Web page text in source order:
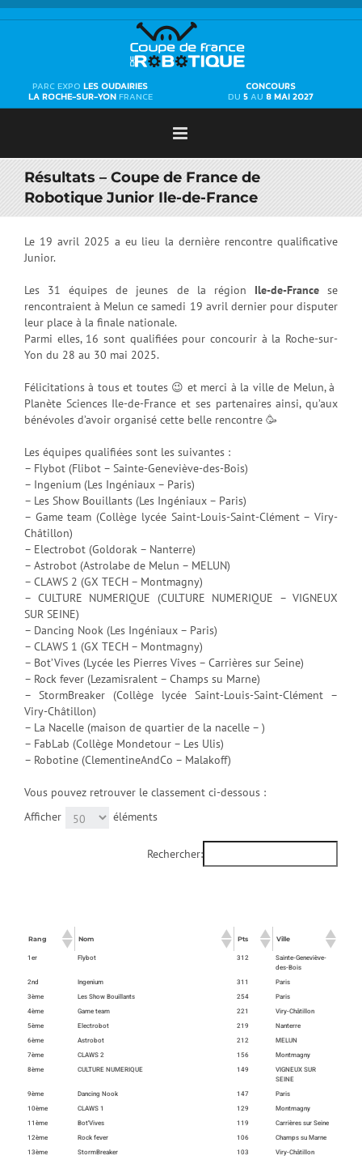
Passer
au
PARC EXPO LES OUDAIRIES
LA ROCHE-SUR-YONFRANCE
CONCOURS
DU 5AU 8 MAI 2027
Résultats – Coupe de France de
Robotique Junior Ile-de-France
Le 19 avril 2025 a eu lieu la dernière rencontre qualificative
Junior.
Les 31 équipes de jeunes de la région Ile-de-Francese
rencontraient à Melun ce samedi 19 avril dernier pour disputer
leur place à la finale nationale.
Parmi elles, 16 sont qualifiées pour concourir à la Roche-sur-
Yon du 28 au 30 mai 2025.
Félicitations à tous et toutes 😉 et merci à la ville de Melun, à
Planète Sciences Ile-de-France et ses partenaires ainsi, qu’aux
bénévoles d’avoir organisé cette belle rencontre 🥳
Les équipes qualifiées sont les suivantes :
– Flybot (Flibot – Sainte-Geneviève-des-Bois)
– Ingenium (Les Ingéniaux – Paris)
– Les Show Bouillants (Les Ingéniaux – Paris)
– Game team (Collège lycée Saint-Louis-Saint-Clément – Viry-
Châtillon)
– Electrobot (Goldorak – Nanterre)
– Astrobot (Astrolabe de Melun – MELUN)
– CLAWS 2 (GX TECH – Montmagny)
– CULTURE NUMERIQUE (CULTURE NUMERIQUE – VIGNEUX
SUR SEINE)
– Dancing Nook (Les Ingéniaux – Paris)
– CLAWS 1 (GX TECH – Montmagny)
– Bot’Vives (Lycée les Pierres Vives – Carrières sur Seine)
– Rock fever (Lezamisralent – Champs su Marne)
– StormBreaker (Collège lycée Saint-Louis-Saint-Clément –
Viry-Châtillon)
– La Nacelle (maison de quartier de la nacelle – )
– FabLab (Collège Mondetour – Les Ulis)
– Robotine (ClementineAndCo – Malakoff)
Vous pouvez retrouver le classement ci-dessous :
Afficher
éléments
Rechercher:
Rang Nom Pts Ville
1er Flybot 312
Sainte-Geneviève-
des-Bois
2nd
Ingenium 311
Paris
3ème
Les Show Bouillants 254
Paris
4ème
Game team 221
Viry-Châtillon
5ème
Electrobot 219
Nanterre
6ème
Astrobot 212
MELUN
7ème
CLAWS 2 156
Montmagny
8ème
CULTURE NUMERIQUE 149
VIGNEUX SUR
SEINE
9ème
Dancing Nook 147
Paris
10ème
CLAWS 1 129
Montmagny
11ème
Bot'Vives 119
Carrières sur Seine
12ème
Rock fever 106
Champs su Marne
13ème
StormBreaker 103
Viry-Châtillon